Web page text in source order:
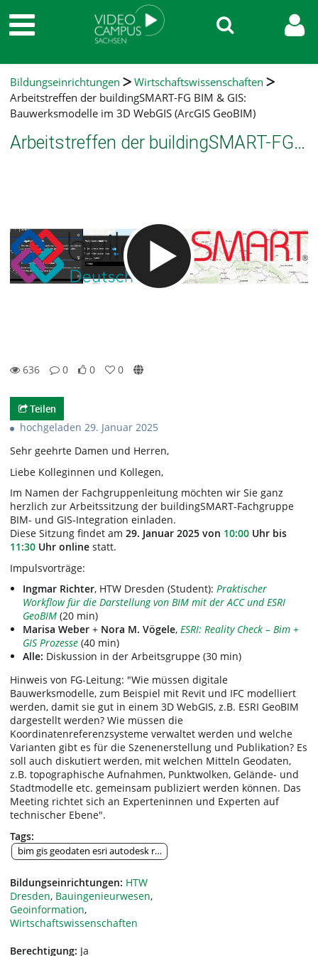
Bildungseinrichtungen
Wirtschaftswissenschaften
Arbeitstreffen der buildingSMART-FG BIM & GIS:
Bauwerksmodelle im 3D WebGIS (ArcGIS GeoBIM)
Arbeitstreffen der buildingSMART-FG BIM & GIS: Bauwerksmodelle im 3D WebGIS (ArcGIS GeoBIM)
636
0
0
0
Teilen
hochgeladen 29. Januar 2025
Sehr geehrte Damen und Herren,
Liebe Kolleginnen und Kollegen,
Im Namen der Fachgruppenleitung möchten wir Sie ganz
herzlich zur Arbeitssitzung der buildingSMART-Fachgruppe
BIM- und GIS-Integration einladen.
Diese Sitzung findet am 29. Januar 2025 von 10:00 Uhr bis
11:30 Uhr online statt.
Impulsvorträge:
Ingmar Richter, HTW Dresden (Student): Praktischer
Workflow für die Darstellung von BIM mit der ACC und ESRI
GeoBIM (20 min)
Marisa Weber+ Nora M. Vögele, ESRI: Reality Check – Bim +
GIS Prozesse(40 min)
Alle: Diskussion in der Arbeitsgruppe (30 min)
Hinweis von FG-Leitung: "Wie müssen digitale
Bauwerksmodelle, zum Beispiel mit Revit und IFC modelliert
werden, damit sie gut in einem 3D WebGIS, z.B. ESRI GeoBIM
dargestellt werden? Wie müssen die
Koordinatenreferenzsysteme verwaltet werden und welche
Varianten gibt es für die Szenenerstellung und Publikation? Es
soll auch diskutiert werden, mit welchen Mitteln Geodaten,
z.B. topographische Aufnahmen, Punktwolken, Gelände- und
Stadtmodelle etc. gemeinsam publiziert werden können. Das
Meeting richtet sich an Experteninnen und Experten auf
technischer Ebene".
Tags:
bim gis geodaten esri autodesk revit ifc citygml digitaler zwilling
Bildungseinrichtungen: HTW
Dresden, Bauingenieurwesen,
Geoinformation,
Wirtschaftswissenschaften
Berechtigung: Ja